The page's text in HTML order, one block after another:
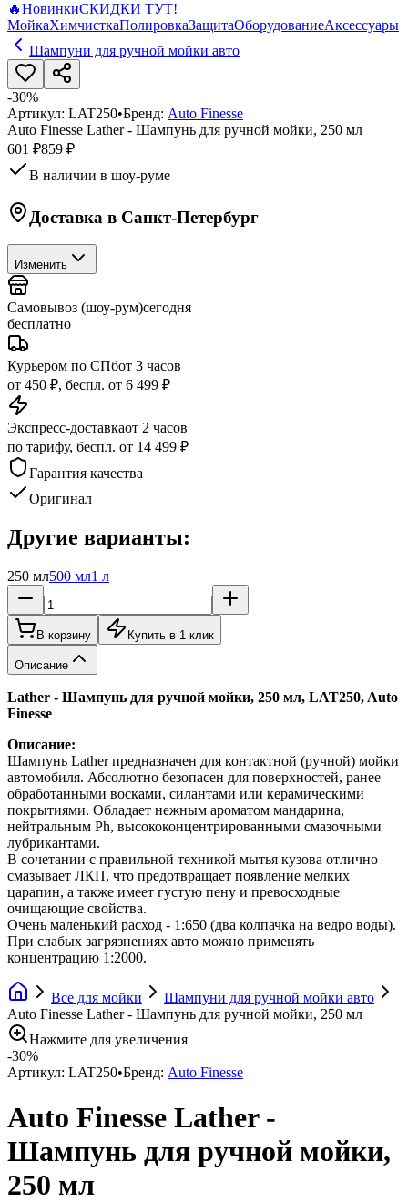
🔥НовинкиСКИДКИ ТУТ!
МойкаХимчисткаПолировкаЗащитаОборудованиеАксессуары
Шампуни для ручной мойки авто
-30%
Артикул: LAT250•Бренд: Auto Finesse
Auto Finesse Lather - Шампунь для ручной мойки, 250 мл
601 ₽859 ₽
В наличии в шоу-руме
Доставка в Санкт-Петербург
Изменить
Самовывоз (шоу-рум)сегодня
бесплатно
Курьером по СПбот 3 часов
от 450 ₽, беспл. от 6 499 ₽
Экспресс-доставкаот 2 часов
по тарифу, беспл. от 14 499 ₽
Гарантия качества
Оригинал
Другие варианты:
250 мл500 мл1 л
В корзину Купить в 1 клик
Описание
Lather - Шампунь для ручной мойки, 250 мл, LAT250, Auto
Finesse
Описание:
Шампунь Lather предназначен для контактной (ручной) мойки
автомобиля. Абсолютно безопасен для поверхностей, ранее
обработанными восками, силантами или керамическими
покрытиями. Обладает нежным ароматом мандарина,
нейтральным Ph, высококонцентрированными смазочными
лубрикантами.
В сочетании с правильной техникой мытья кузова отлично
смазывает ЛКП, что предотвращает появление мелких
царапин, а также имеет густую пену и превосходные
очищающие свойства.
Очень маленький расход - 1:650 (два колпачка на ведро воды).
При слабых загрязнениях авто можно применять
концентрацию 1:2000.
Все для мойки
Шампуни для ручной мойки авто
Auto Finesse Lather - Шампунь для ручной мойки, 250 мл
Нажмите для увеличения
-30%
Артикул: LAT250•Бренд: Auto Finesse
Auto Finesse Lather -
Шампунь для ручной мойки,
250 мл